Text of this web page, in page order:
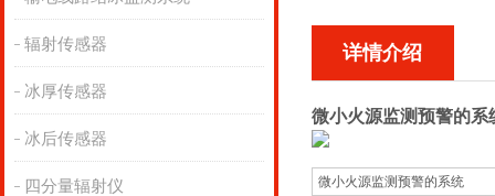
辐射传感器
冰厚传感器
冰后传感器
四分量辐射仪
详情介绍
微小火源监测预警的系
微小火源监测预警的系统